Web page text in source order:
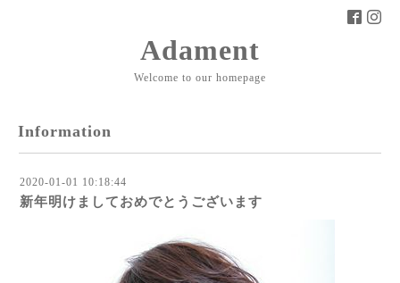
Adament
Welcome to our homepage
Information
2020-01-01 10:18:44
新年明けましておめでとうございます